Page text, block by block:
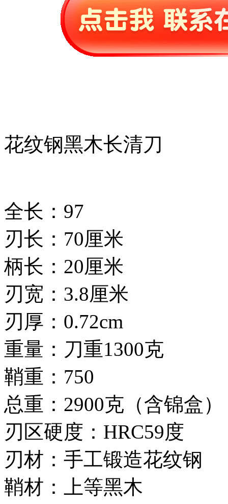
花纹钢黑木长清刀
全长：97
刃长：70厘米
柄长：20厘米
刃宽：3.8厘米
刃厚：0.72cm
重量：刀重1300克
鞘重：750
总重：2900克（含锦盒）
刃区硬度：HRC59度
刃材：手工锻造花纹钢
鞘材：上等黑木